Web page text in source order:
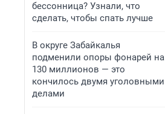
бессонница? Узнали, что
сделать, чтобы спать лучше
В округе Забайкалья
подменили опоры фонарей на
130 миллионов — это
кончилось двумя уголовными
делами